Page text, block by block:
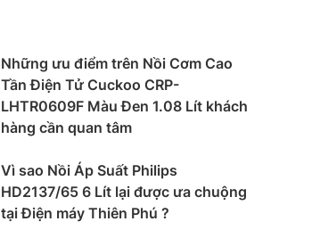
Những ưu điểm trên Nồi Cơm Cao
Tần Điện Tử Cuckoo CRP-
LHTR0609F Màu Đen 1.08 Lít khách
hàng cần quan tâm
Vì sao Nồi Áp Suất Philips
HD2137/65 6 Lít lại được ưa chuộng
tại Điện máy Thiên Phú ?